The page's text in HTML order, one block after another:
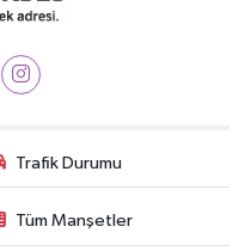
Trafik Durumu
Tüm Manşetler